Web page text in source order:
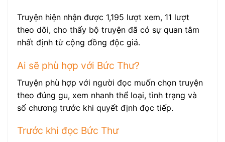
Truyện hiện nhận được 1,195 lượt xem, 11 lượt
theo dõi, cho thấy bộ truyện đã có sự quan tâm
nhất định từ cộng đồng độc giả.
Ai sẽ phù hợp với Bức Thư?
Truyện phù hợp với người đọc muốn chọn truyện
theo đúng gu, xem nhanh thể loại, tình trạng và
số chương trước khi quyết định đọc tiếp.
Trước khi đọc Bức Thư